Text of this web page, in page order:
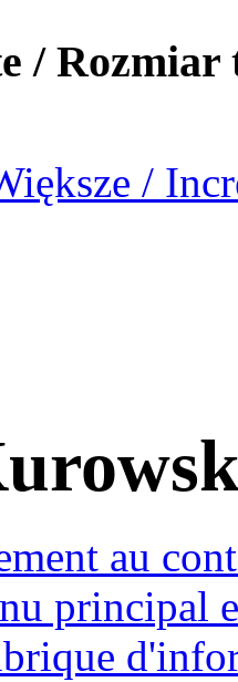
/ Rozmiar
/
au
principal